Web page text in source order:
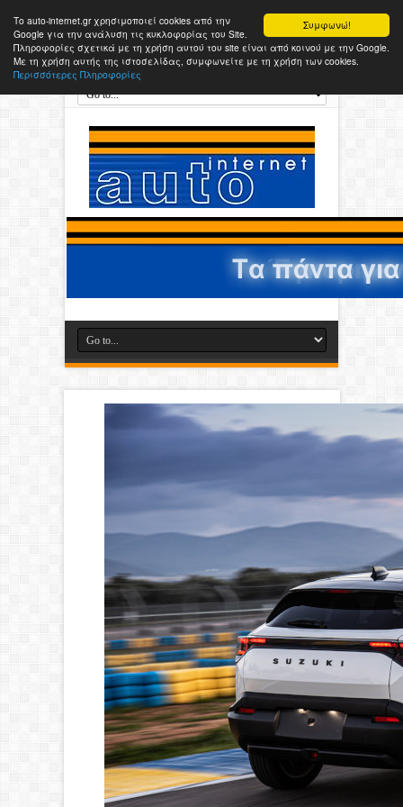
Συμφωνώ!
Το auto-internet.gr χρησιμοποιεί cookies από την
Google για την ανάλυση τις κυκλοφορίας του Site.
Πληροφορίες σχετικά με τη χρήση αυτού του site είναι από κοινού με την Google.
Με τη χρήση αυτής της ιστοσελίδας, συμφωνείτε με τη χρήση των cookies.
Περισσότερες Πληροφορίες